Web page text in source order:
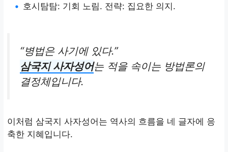
• 호시탐탐: 기회 노림. 전략: 집요한 의지.
“병법은 사기에 있다.”
삼국지 사자성어는 적을 속이는 방법론의
결정체입니다.
이처럼 삼국지 사자성어는 역사의 흐름을 네 글자에 응
축한 지혜입니다.